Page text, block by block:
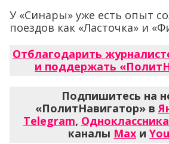
У «Синары» уже есть опыт
поездов как «Ласточка» и
Отблагодарить
и поддержать
Подпишитесь на
«ПолитНавигатор» в
Telegram,
каналы Max и